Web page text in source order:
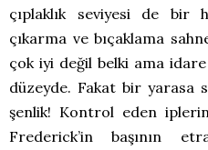
çıplaklık seviyesi de bir
çıkarma ve bıçaklama
çok iyi değil belki ama
düzeyde. Fakat bir yarasa
şenlik! Kontrol eden
Frederick’in başının